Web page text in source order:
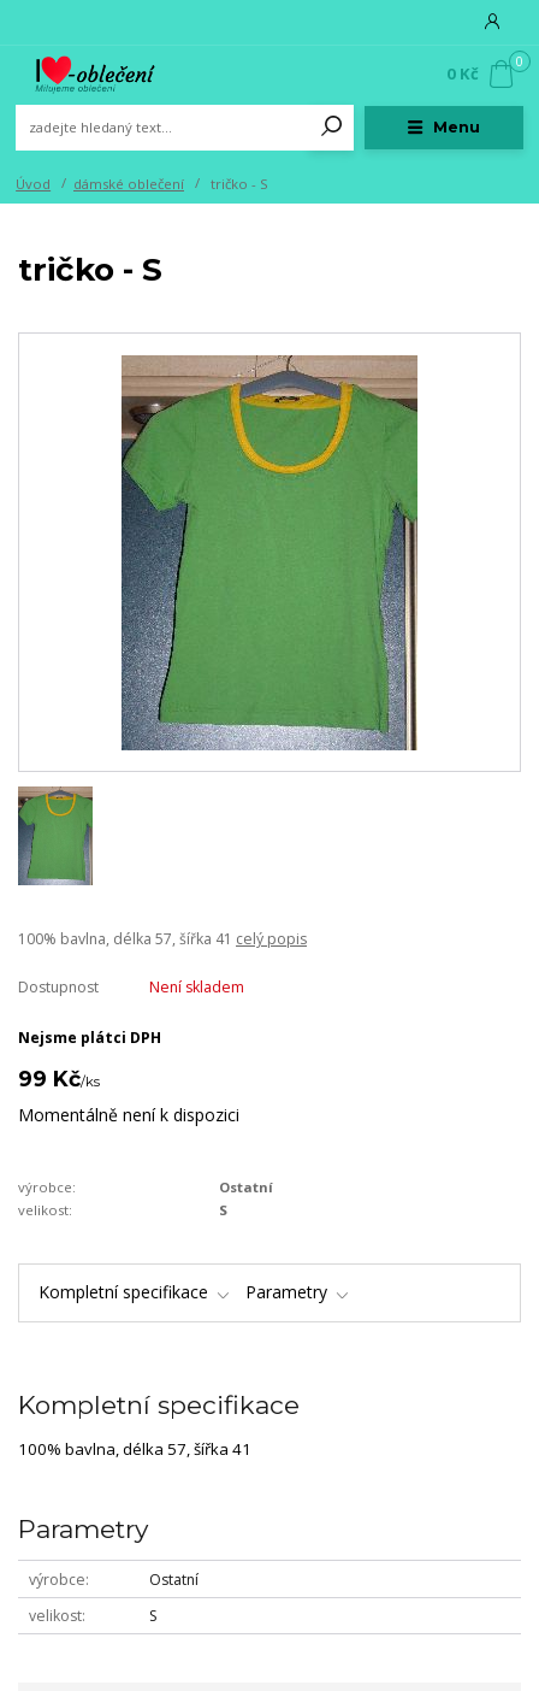
Menu
0
0 Kč
Úvod dámské oblečení tričko - S
tričko - S
100% bavlna, délka 57, šířka 41 celý popis
Dostupnost Není skladem
Nejsme plátci DPH
99 Kč/ks
Momentálně není k dispozici
výrobce:
Ostatní
velikost:
S
Kompletní specifikace Parametry
Kompletní specifikace
100% bavlna, délka 57, šířka 41
Parametry
výrobce
Ostatní
velikost
S